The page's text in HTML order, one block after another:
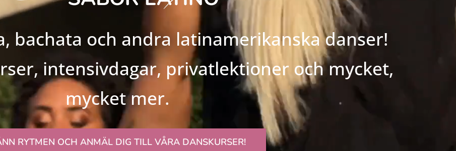
bachata och andra latinamerikanska danser!
intensivdagar, privatlektioner och mycket,
mycket mer.
RYTMEN OCH ANMÄL DIG TILL VÅRA DANSKURSER!